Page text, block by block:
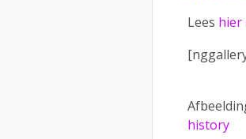
Lees hier
history